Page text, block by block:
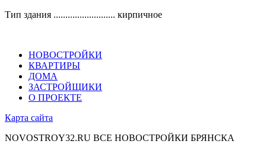
Тип здания .......................... кирпичное
НОВОСТРОЙКИ
КВАРТИРЫ
ДОМА
ЗАСТРОЙЩИКИ
О ПРОЕКТЕ
Карта сайта
NOVOSTROY32.RU ВСЕ НОВОСТРОЙКИ БРЯНСКА